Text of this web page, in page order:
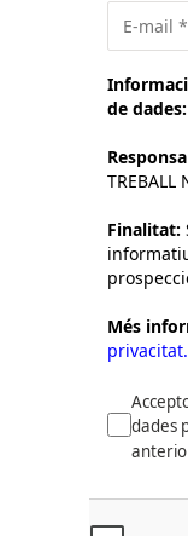
de dades:
TREBALL
Finalitat:
Més
privacitat.
dades